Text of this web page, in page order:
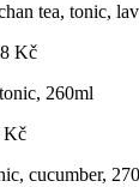
tea, tonic,
Kč
260ml
Kč
cucumber,